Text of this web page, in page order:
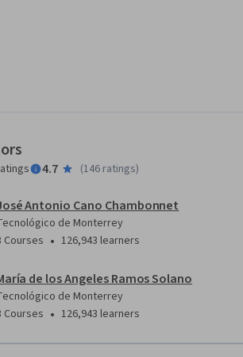
4.7 (146 ratings)
Antonio Cano Chambonnet
de Monterrey
Courses • 126,943 learners
de los Angeles Ramos Solano
de Monterrey
Courses • 126,943 learners